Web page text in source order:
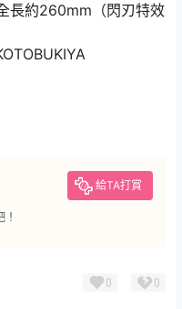
長約260mm（閃刃特效
給TA打賞
0 0